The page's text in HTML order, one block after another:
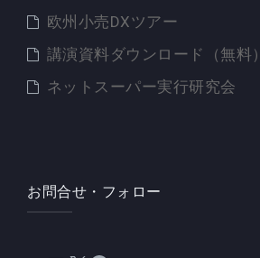
欧州小売DXツアー
講演資料ダウンロード（無料）
ネットスーパー実行研究会
お問合せ・フォロー